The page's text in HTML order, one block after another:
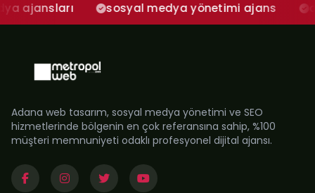
sosyal medya yönetimi ajans adana
Adana web tasarım, sosyal medya yönetimi ve SEO
hizmetlerinde bölgenin en çok referansına sahip, %100
müşteri memnuniyeti odaklı profesyonel dijital ajansı.